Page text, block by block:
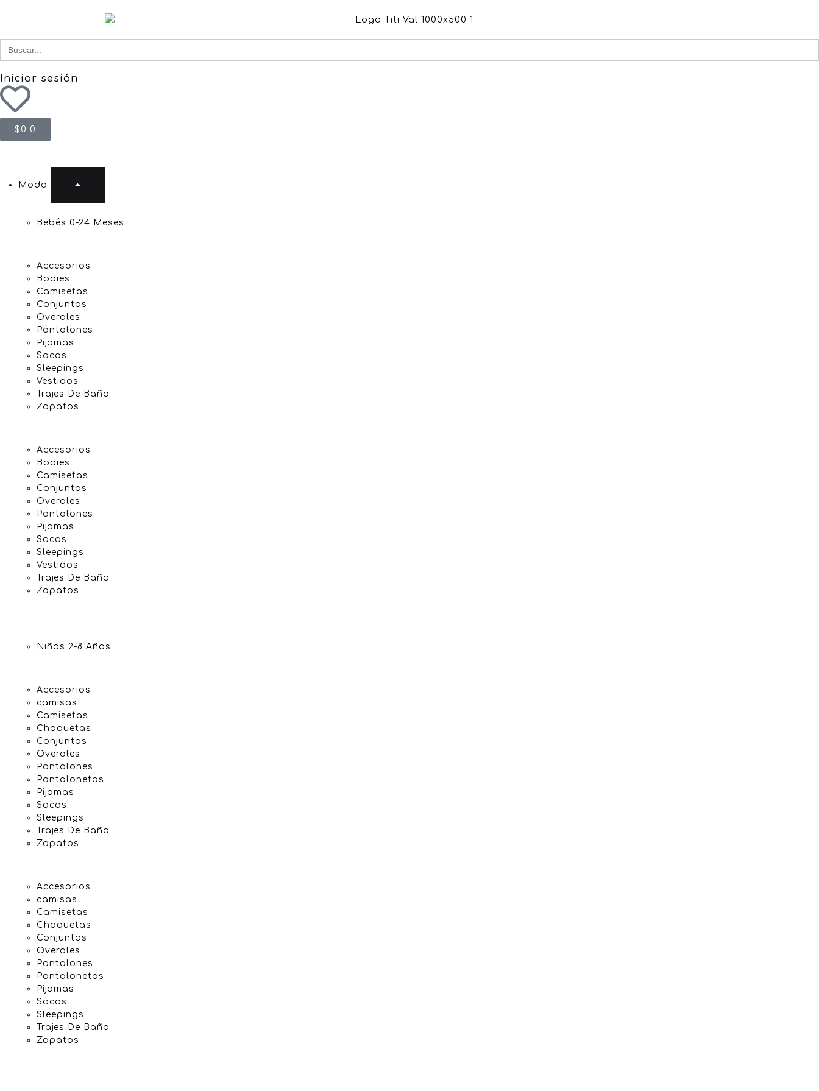
Buscar
for:
Iniciar sesión
$0 0
Moda
Bebés 0-24 Meses
Accesorios
Bodies
Camisetas
Conjuntos
Overoles
Pantalones
Pijamas
Sacos
Sleepings
Vestidos
Trajes De Baño
Zapatos
Accesorios
Bodies
Camisetas
Conjuntos
Overoles
Pantalones
Pijamas
Sacos
Sleepings
Vestidos
Trajes De Baño
Zapatos
Niños 2-8 Años
Accesorios
camisas
Camisetas
Chaquetas
Conjuntos
Overoles
Pantalones
Pantalonetas
Pijamas
Sacos
Sleepings
Trajes De Baño
Zapatos
Accesorios
camisas
Camisetas
Chaquetas
Conjuntos
Overoles
Pantalones
Pantalonetas
Pijamas
Sacos
Sleepings
Trajes De Baño
Zapatos